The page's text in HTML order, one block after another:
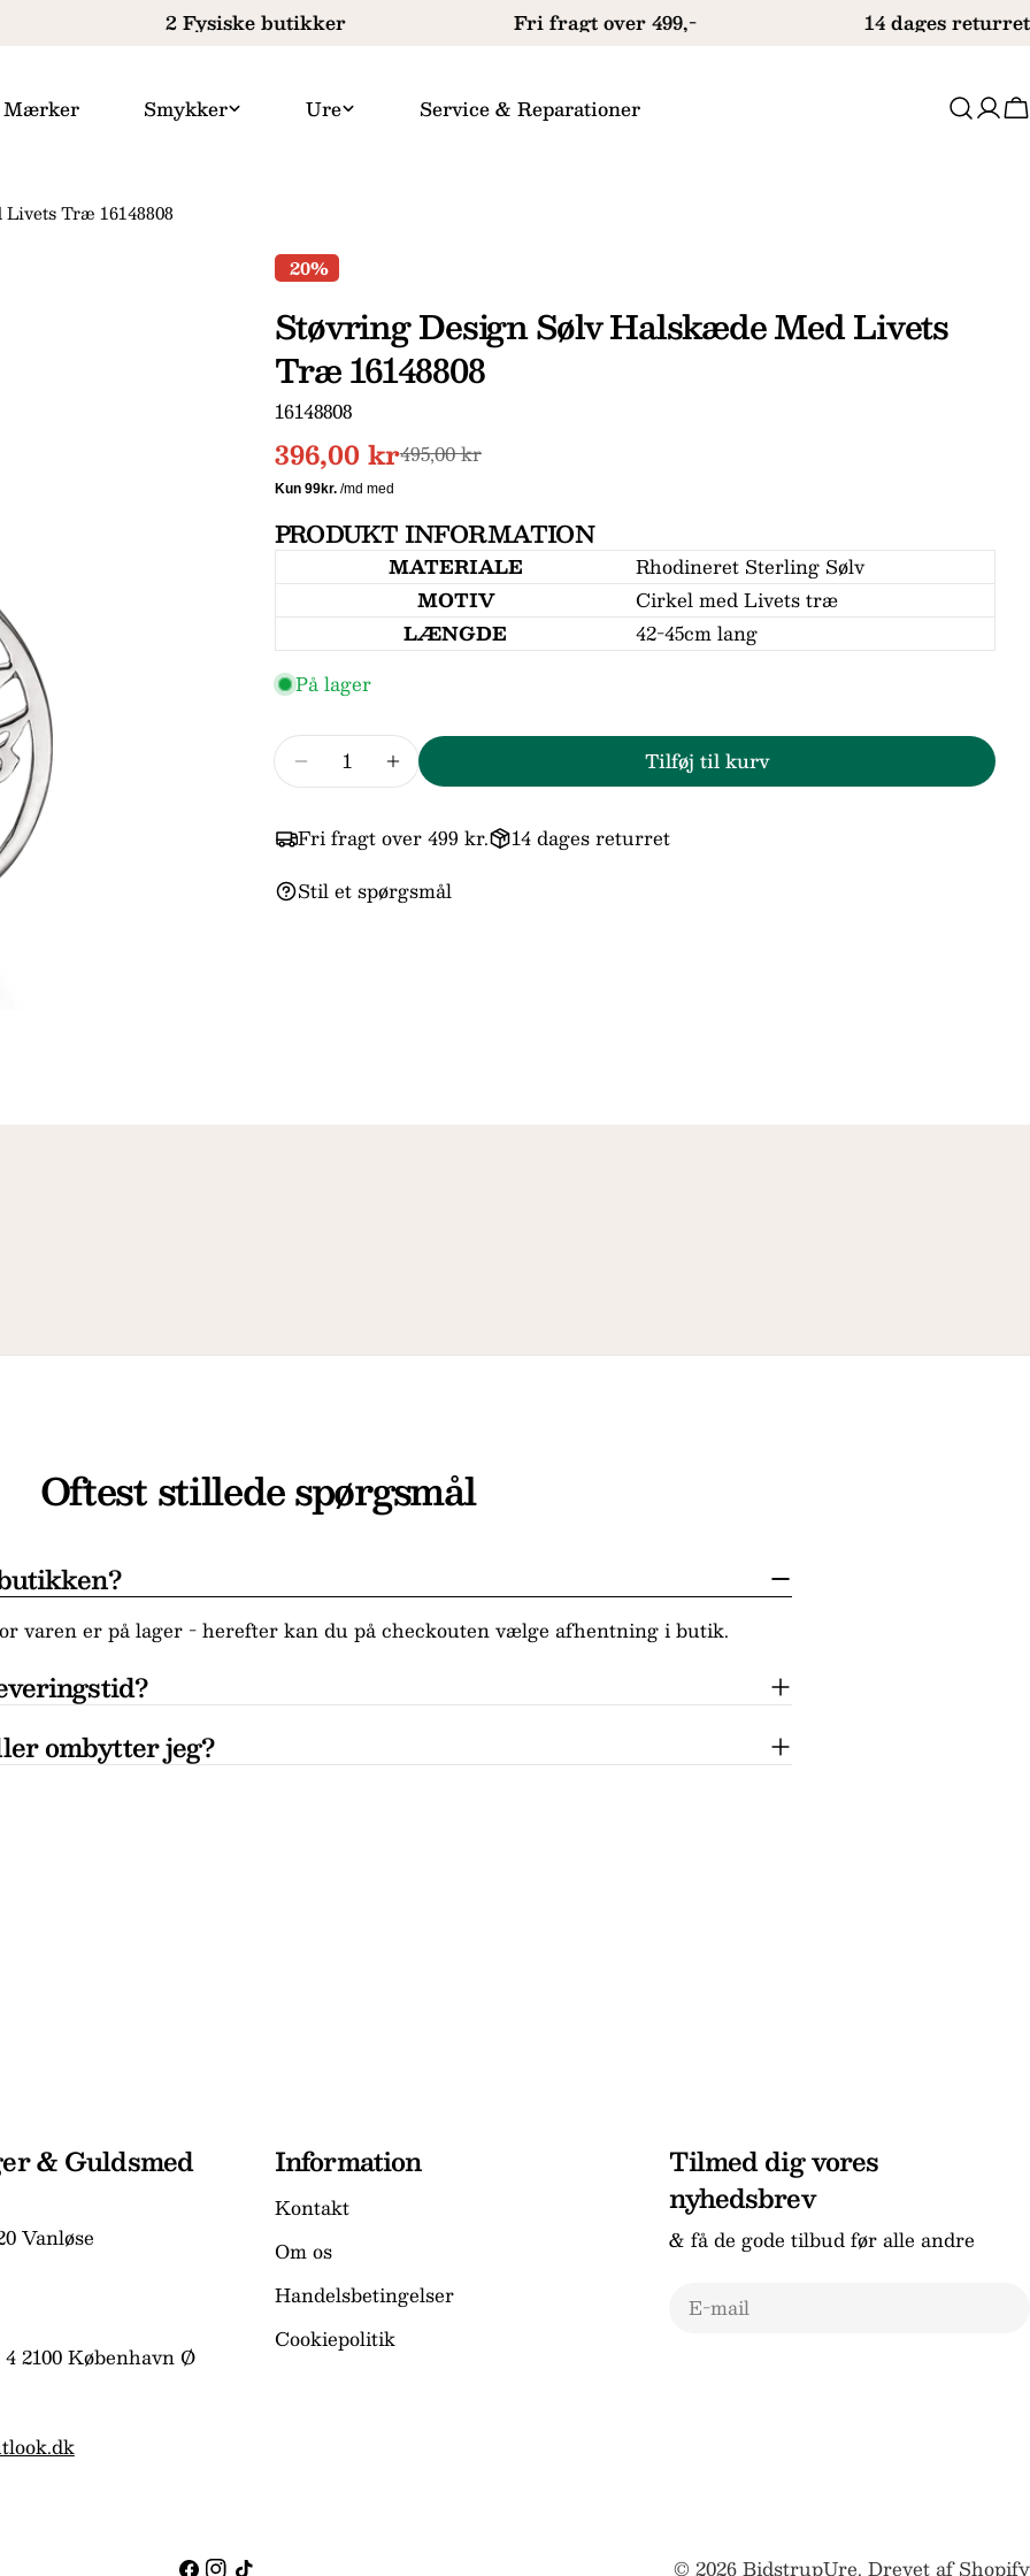
2 Fysiske butikker Fri fragt over 499,- 14 dages returret
Mærker Smykker Ure Service & Reparationer
Træ 16148808
20%
Støvring Design Sølv Halskæde Med Livets
Træ 16148808
SKU:
16148808
Udsalgspris
396,00 kr
Normal
pris
495,00 kr
PRODUKT INFORMATION
MATERIALE
Rhodineret Sterling Sølv
MOTIV
Cirkel med Livets træ
LÆNGDE
42-45cm lang
På lager
Reducer mængden for Støvring Design Sølv Halskæde Med Livets
Forøg mængden for Støvring Design Sølv Halskæde Med
Tilføj til kurv
Fri fragt over 499 kr.
14 dages returret
Stil et spørgsmål
Din
email
Din
telefon
Din
Felterne markeret med * er obligatoriske.
Oftest stillede spørgsmål
varen er på lager - herefter kan du på checkouten vælge afhentning i butik.
ombytter jeg?
& Guldsmed
Vanløse
2100 København Ø
Information
Kontakt
Om os
Handelsbetingelser
Cookiepolitik
Tilmed dig vores
nyhedsbrev
& få de gode tilbud før alle andre
E-
Facebook
Instagram
TikTok © 2026BidstrupUre. Drevet af Shopify